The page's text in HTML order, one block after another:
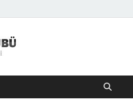
Kulübü –
En Güncel